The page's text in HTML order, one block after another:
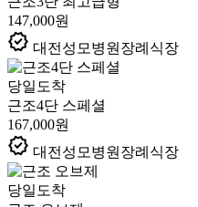
147,000원
verified 대전성모병원장례식장
당일도착
근조4단 스페셜
167,000원
verified 대전성모병원장례식장
당일도착